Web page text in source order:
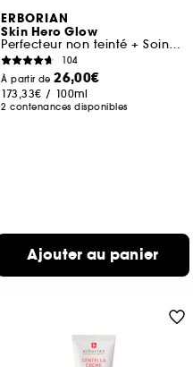
ERBORIAN
Skin Hero Glow
Perfecteur non teinté + Soin booster d'éclat 7 jours**
104
À partir de26,00€
173,33€ / 100ml
2 contenances disponibles
Ajouter au panier